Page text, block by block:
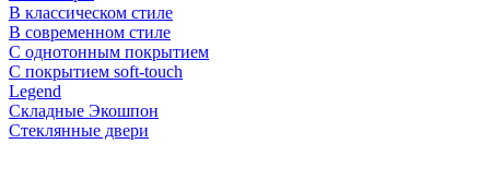
В классическом стиле
В современном стиле
С однотонным покрытием
С покрытием soft-touch
Legend
Складные Экошпон
Стеклянные двери